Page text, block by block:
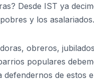
Desde IST ya
y los
obreros,
populares
defendernos de estos